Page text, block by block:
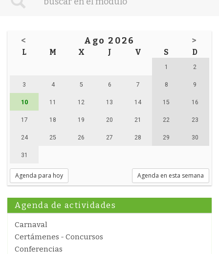
< Ago 2026 >
L M X J V S D
1 2
3 4 5 6 7 8 9
10 11 12 13 14 15 16
17 18 19 20 21 22 23
24 25 26 27 28 29 30
31
Agenda para hoy Agenda en esta semana
Agenda de actividades
Carnaval
Certámenes - Concursos
Conferencias